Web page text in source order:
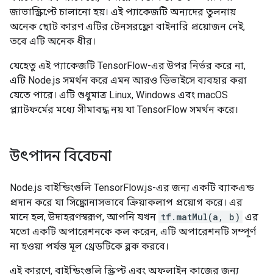
জাভাস্ক্রিপ্টে চালানো হয়। এই প্যাকেজটি অন্যদের তুলনায়
অনেক ছোট কারণ এটির টেনসরফ্লো বাইনারি প্রয়োজন নেই,
তবে এটি অনেক ধীর।
যেহেতু এই প্যাকেজটি TensorFlow-এর উপর নির্ভর করে না,
এটি Node.js সমর্থন করে এমন আরও ডিভাইসে ব্যবহার করা
যেতে পারে। এটি শুধুমাত্র Linux, Windows এবং macOS
প্ল্যাটফর্মের মধ্যে সীমাবদ্ধ নয় যা TensorFlow সমর্থন করে।
উৎপাদন বিবেচনা
Node.js বাইন্ডিংগুলি TensorFlow.js-এর জন্য একটি ব্যাকএন্ড
প্রদান করে যা সিঙ্ক্রোনাসভাবে ক্রিয়াকলাপ প্রয়োগ করে। এর
মানে হল, উদাহরণস্বরূপ, আপনি যখন tf.matMul(a, b) এর
মতো একটি অপারেশনকে কল করেন, এটি অপারেশনটি সম্পূর্ণ
না হওয়া পর্যন্ত মূল থ্রেডটিকে ব্লক করবে।
এই কারণে, বাইন্ডিংগুলি স্ক্রিপ্ট এবং অফলাইন কাজের জন্য